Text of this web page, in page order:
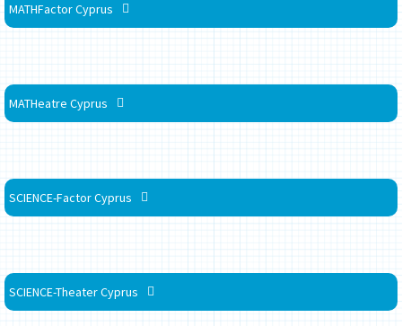
MATHFactor Cyprus
MATHeatre Cyprus
SCIENCE-Factor Cyprus
SCIENCE-Theater Cyprus